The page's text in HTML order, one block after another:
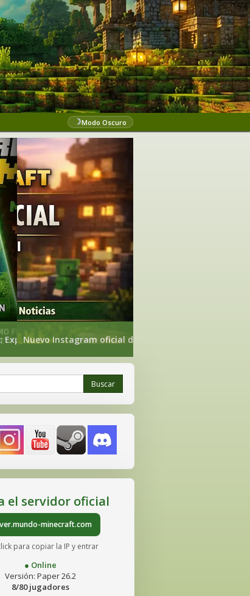
☽Modo Oscuro
de estadísticas ya
Exploración, Nether Exploración y The End
Nuevo Instagram oficial de Mundo-Minecraft
Buscar
el servidor oficial
minecraft.com
para copiar la IP y entrar
● Online
Versión: Paper 26.2
8/80 jugadores